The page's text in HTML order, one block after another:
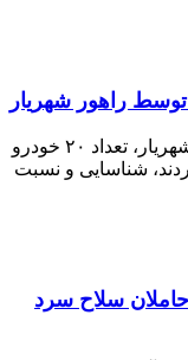
راهور شهریار
در پی اقدامات نظارتی و ایمنی پلیس راهور شهریار، تعداد ۲۰ خودرو
شناسایی و نسبت
سلاح سرد